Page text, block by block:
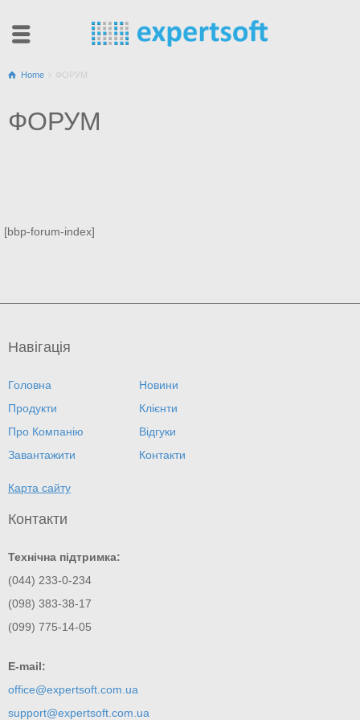
Home ФОРУМ
ФОРУМ
[bbp-forum-index]
Навігація
Головна
Продукти
Про Компанію
Завантажити
Новини
Клієнти
Відгуки
Контакти
Карта сайту
Контакти
Технічна підтримка:
(044) 233-0-234
(098) 383-38-17
(099) 775-14-05
E-mail:
office@expertsoft.com.ua
support@expertsoft.com.ua